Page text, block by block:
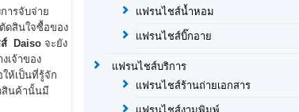
ารจับจ่าย
ดสินใจซื้อของ
Daiso จะยัง
เจ้าของ
ห้เป็นที่รู้จัก
สินค้านั้นมี
แฟรนไชส์น้ำหอม
แฟรนไชส์บิ๊กอาย
แฟรนไชส์บริการ
แฟรนไชส์ร้านถ่ายเอกสาร